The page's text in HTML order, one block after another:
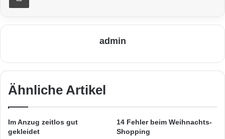
admin
Ähnliche Artikel
Im Anzug zeitlos gut
gekleidet
14 Fehler beim Weihnachts-
Shopping